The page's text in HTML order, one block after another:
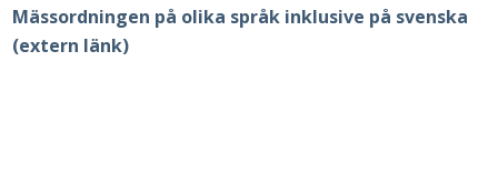
Mässordningen på olika språk inklusive på svenska
(extern länk)